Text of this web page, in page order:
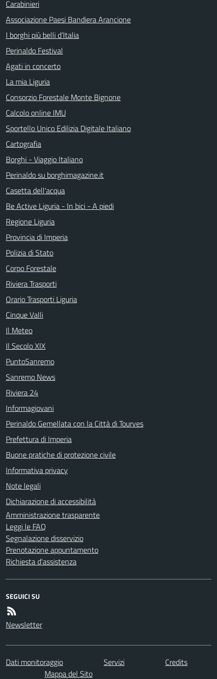
Carabinieri
Associazione Paesi Bandiera Arancione
I borghi più belli d’Italia
Perinaldo Festival
Agati in concerto
La mia Liguria
Consorzio Forestale Monte Bignone
Calcolo online IMU
Sportello Unico Edilizia Digitale Italiano
Cartografia
Borghi - Viaggio Italiano
Perinaldo su borghimagazine.it
Casetta dell'acqua
Be Active Liguria - In bici - A piedi
Regione Liguria
Provincia di Imperia
Polizia di Stato
Corpo Forestale
Riviera Trasporti
Orario Trasporti Liguria
Cinque Valli
Il Meteo
Il Secolo XIX
PuntoSanremo
Sanremo News
Riviera 24
Informagiovani
Perinaldo Gemellata con la Città di Tourves
Prefettura di Imperia
Buone pratiche di protezione civile
Informativa privacy
Note legali
Dichiarazione di accessibilità
Amministrazione trasparente
Leggi le FAQ
Segnalazione disservizio
Prenotazione appuntamento
Richiesta d'assistenza
SEGUICI SU
Newsletter
Dati monitoraggio Servizi
Credits
Mappa del Sito